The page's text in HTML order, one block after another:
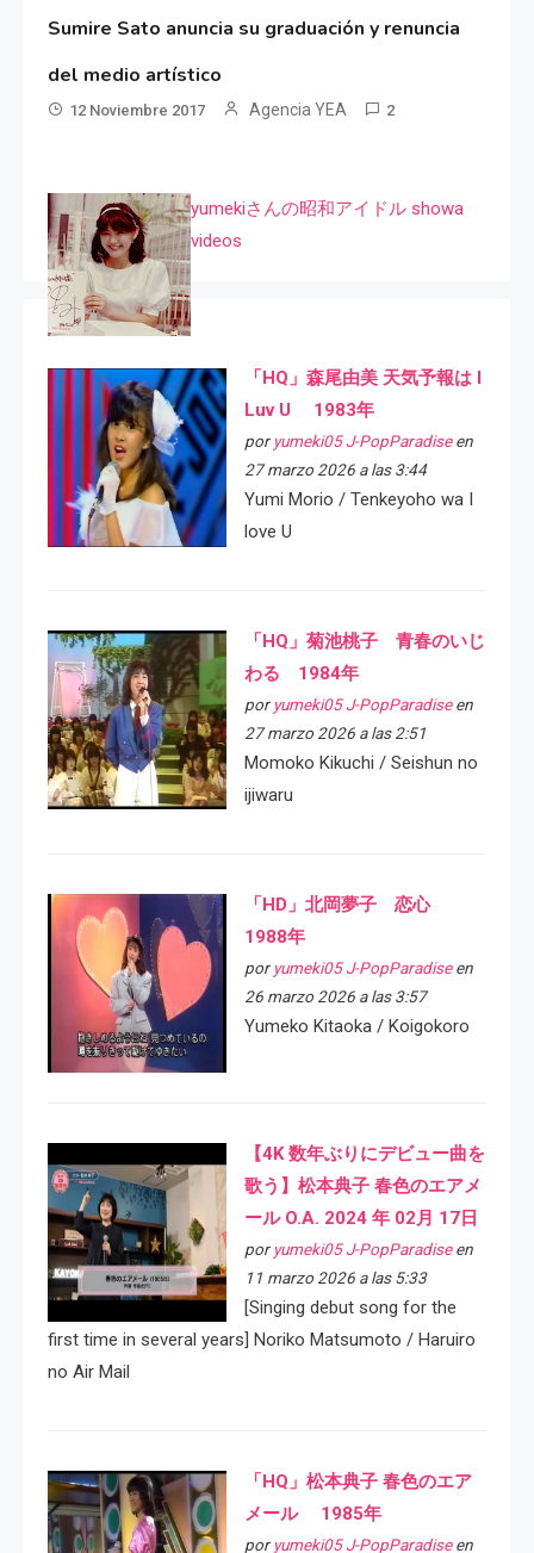
Sumire Sato anuncia su graduación y renuncia
del medio artístico
12 Noviembre 2017 Agencia YEA 2
yumekiさんの昭和アイドル showa
videos
「HQ」森尾由美 天気予報は I
Luv U 1983年
por yumeki05 J-PopParadiseen
27 marzo 2026 a las 3:44
Yumi Morio / Tenkeyoho wa I
love U
「HQ」菊池桃子 青春のいじ
わる 1984年
por yumeki05 J-PopParadiseen
27 marzo 2026 a las 2:51
Momoko Kikuchi / Seishun no
ijiwaru
「HD」北岡夢子 恋心
1988年
por yumeki05 J-PopParadiseen
26 marzo 2026 a las 3:57
Yumeko Kitaoka / Koigokoro
【4K 数年ぶりにデビュー曲を
歌う】松本典子 春色のエアメ
ール O.A. 2024 年 02月 17日
por yumeki05 J-PopParadiseen
11 marzo 2026 a las 5:33
[Singing debut song for the
first time in several years] Noriko Matsumoto / Haruiro
no Air Mail
「HQ」松本典子 春色のエア
メール 1985年
por yumeki05 J-PopParadiseen